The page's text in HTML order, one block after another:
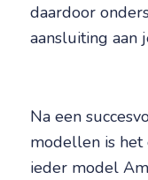
daardoor
aansluiting aan
Na een
modellen is
ieder model